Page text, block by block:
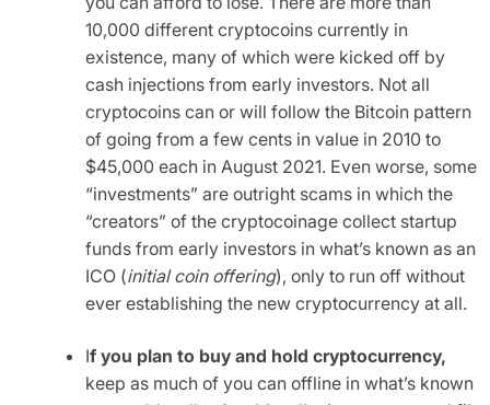
10,000 different cryptocoins currently in
existence, many of which were kicked off by
cash injections from early investors. Not all
cryptocoins can or will follow the Bitcoin pattern
of going from a few cents in value in 2010 to
$45,000 each in August 2021. Even worse, some
“investments” are outright scams in which the
“creators” of the cryptocoinage collect startup
funds from early investors in what’s known as an
ICO (initial coin offering), only to run off without
ever establishing the new cryptocurrency at all.
If you plan to buy and hold cryptocurrency,
keep as much of you can offline in what’s known